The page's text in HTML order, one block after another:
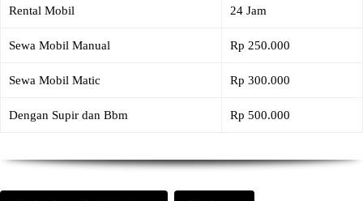
Rental Mobil 24 Jam
Sewa Mobil Manual Rp 250.000
Sewa Mobil Matic Rp 300.000
Dengan Supir dan Bbm Rp 500.000